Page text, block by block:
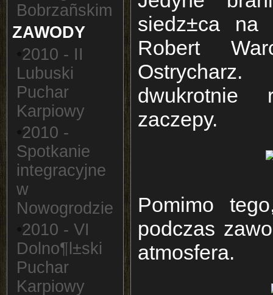
Bobrzañskim
ZAWODY
2010 - II
Lubuski
Puchar
Karpiowy
2010 -
Spotkanie
integracyjne
w
Nowogrodzie
2010 - VI
Dolno¶l±ski
Puchar
Karpiowy
siedz±ca
Robert
dwukrotnie
zaczepy.
Pomimo
podczas
atmosfera.